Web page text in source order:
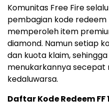
Komunitas Free Fire
pembagian kode
memperoleh item
diamond. Namun setiap
dan kuota klaim,
menukarkannya secepat
kedaluwarsa.
Daftar Kode Redeem FF